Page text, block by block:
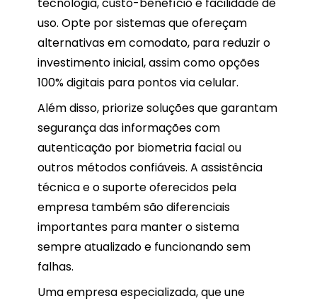
uso. Opte por sistemas que ofereçam
alternativas em comodato, para reduzir o
investimento inicial, assim como opções
100% digitais para pontos via celular.
Além disso, priorize soluções que garantam
segurança das informações com
autenticação por biometria facial ou
outros métodos confiáveis. A assistência
técnica e o suporte oferecidos pela
empresa também são diferenciais
importantes para manter o sistema
sempre atualizado e funcionando sem
falhas.
Uma empresa especializada, que une